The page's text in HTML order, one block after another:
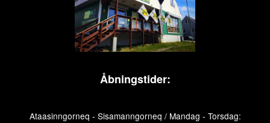
Åbningstider:
Ataasinngorneq - Sisamanngorneq / Mandag - Torsdag: